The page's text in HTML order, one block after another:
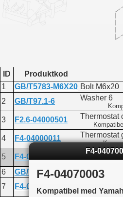
ID Produktkod
1
GB/T5783-M6X20 Bolt M6x20
2
GB/T97.1-6 Washer 6
3 F2.6-04000501 Thermostat
4 F4-04000011 Thermostat
5 F4-04070003 Thermostat
6 GB/T818-M5X25
Screw M5x25
7
F4-04010002
F4-
F4-04070003
Kompatibel med